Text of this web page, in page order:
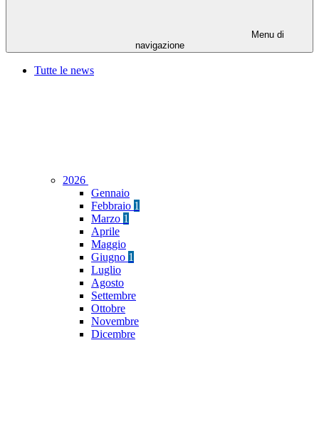
Menu di
navigazione
Tutte le news
2026
Gennaio
Febbraio 1
Marzo 1
Aprile
Maggio
Giugno 1
Luglio
Agosto
Settembre
Ottobre
Novembre
Dicembre